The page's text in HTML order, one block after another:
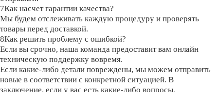
7Как насчет гарантии качества?
Мы будем отслеживать каждую процедуру и проверять
товары перед доставкой.
8Как решить проблему с ошибкой?
Если вы срочно, наша команда предоставит вам онлайн
техническую поддержку вовремя.
Если какие-либо детали повреждены, мы можем отправить
новые в соответствии с конкретной ситуацией. В
заключение, если у вас есть какие-либо вопросы,